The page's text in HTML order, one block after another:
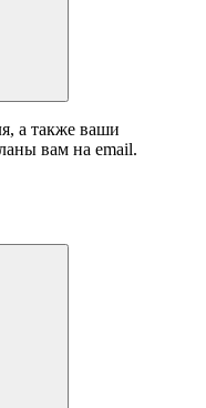
а также ваши
вам на email.